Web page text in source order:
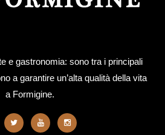
e gastronomia: sono tra i principali
a garantire un’alta qualità della vita
a Formigine.